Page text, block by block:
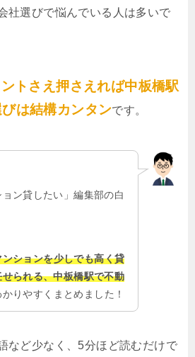
社選びで悩んでいる人は多いで
トさえ押さえれば中板橋駅
は結構カンタンです。
ン貸したい」編集部の白
ンションを少しでも高く貸
られる、中板橋駅で不動
りやすくまとめました！
など少なく、5分ほど読むだけで